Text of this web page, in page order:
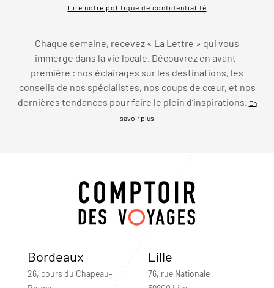
Lire notre politique de confidentialité
Chaque semaine, recevez « La Lettre » qui vous
immerge dans la vie locale. Découvrez en avant-
première : nos éclairages sur les destinations, les
conseils de nos spécialistes, nos coups de cœur, et nos
dernières tendances pour faire le plein d’inspirations.
En
savoir plus
Bordeaux
26, cours du Chapeau-
Lille
76, rue Nationale